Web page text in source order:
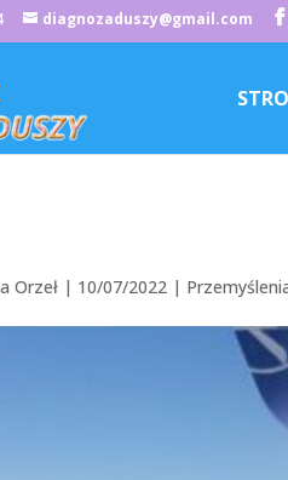
diagnozaduszy@gmail.com
Orzeł | 10/07/2022 |